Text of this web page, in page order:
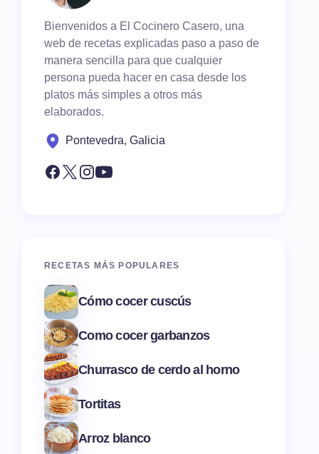
Bienvenidos a El Cocinero Casero, una
web de recetas explicadas paso a paso de
manera sencilla para que cualquier
persona pueda hacer en casa desde los
platos más simples a otros más
elaborados.
Pontevedra, Galicia
RECETAS MÁS POPULARES
Cómo cocer cuscús
Como cocer garbanzos
Churrasco de cerdo al horno
Tortitas
Arroz blanco